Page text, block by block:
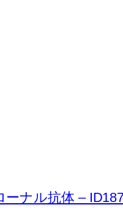
ーナル抗体 –